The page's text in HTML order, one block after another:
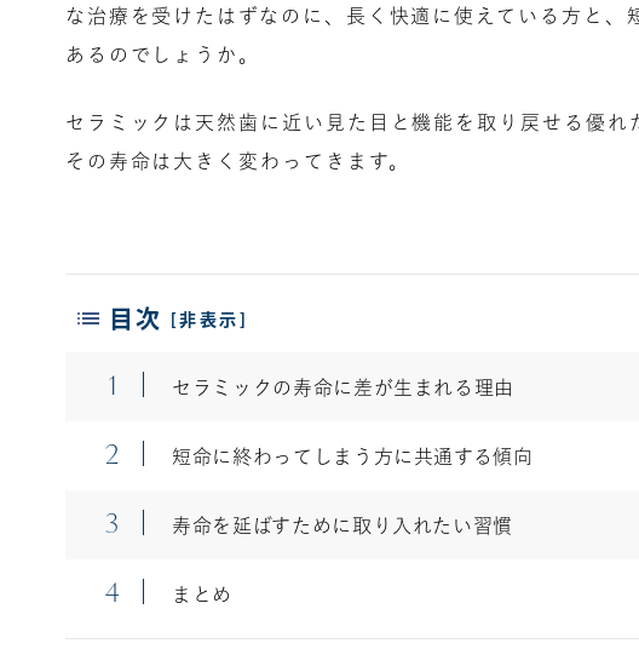
な治療を受けたはずなのに、長く快適に使えている方と
あるのでしょうか。
セラミックは天然歯に近い見た目と機能を取り戻せる優
その寿命は大きく変わってきます。
目次 [非表示 ]
1 セラミックの寿命に差が生まれる理由
2 短命に終わってしまう方に共通する傾向
3 寿命を延ばすために取り入れたい習慣
4 まとめ